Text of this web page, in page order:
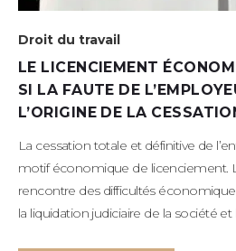
Droit du travail
LE LICENCIEMENT
SI LA FAUTE DE
L’ORIGINE DE LA
La cessation totale et définitive de
motif économique de licenciement.
rencontre des difficultés
la liquidation judiciaire de la société et